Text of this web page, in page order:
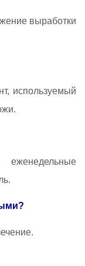
выработки
используемый
еженедельные